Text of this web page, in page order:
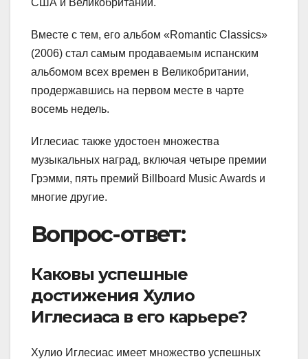
США и Великобритании.
Вместе с тем, его альбом «Romantic Classics»
(2006) стал самым продаваемым испанским
альбомом всех времен в Великобритании,
продержавшись на первом месте в чарте
восемь недель.
Иглесиас также удостоен множества
музыкальных наград, включая четыре премии
Грэмми, пять премий Billboard Music Awards и
многие другие.
Вопрос-ответ:
Каковы успешные
достижения Хулио
Иглесиаса в его карьере?
Хулио Иглесиас имеет множество успешных